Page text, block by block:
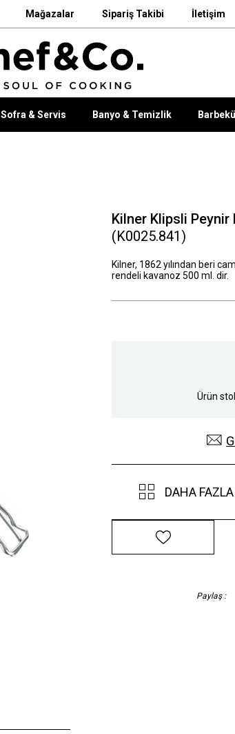
Mağazalar Sipariş Takibi İletişim
Sofra & Servis Banyo & Temizlik
Kilner Klipsli Peynir
(K0025.841)
Kilner, 1862 yılından beri
rendeli kavanoz 500 ml. dir.
Ürün
DAHA FAZLA
Paylaş :